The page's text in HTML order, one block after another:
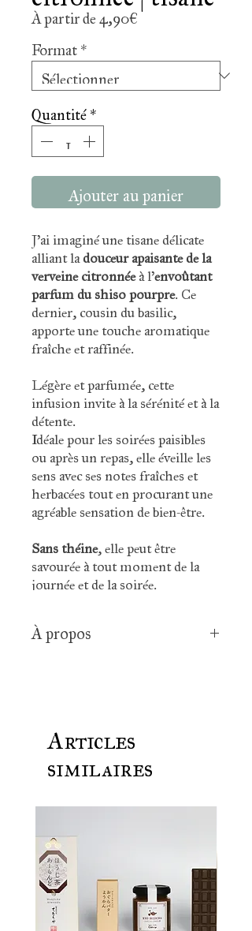
À partir de 4,90€ Prix
Format *
Quantité *
Ajouter au panier
J’ai imaginé une tisane délicate
alliant la douceur apaisante de la
verveine citronnée à l’ envoûtant
parfum du shiso pourpre . Ce
dernier, cousin du basilic,
apporte une touche aromatique
fraîche et raffinée.
Légère et parfumée, cette
infusion invite à la sérénité et à la
détente.
Idéale pour les soirées paisibles
ou après un repas, elle éveille les
sens avec ses notes fraîches et
herbacées tout en procurant une
agréable sensation de bien-être.
Sans théine , elle peut être
savourée à tout moment de la
journée et de la soirée.
À propos
Articles
similaires